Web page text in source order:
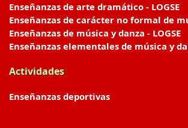
Enseñanzas de arte dramático - LOGSE
Enseñanzas de carácter no formal de
Enseñanzas de música y danza - LOGSE
Enseñanzas elementales de música y
Actividades
Enseñanzas deportivas